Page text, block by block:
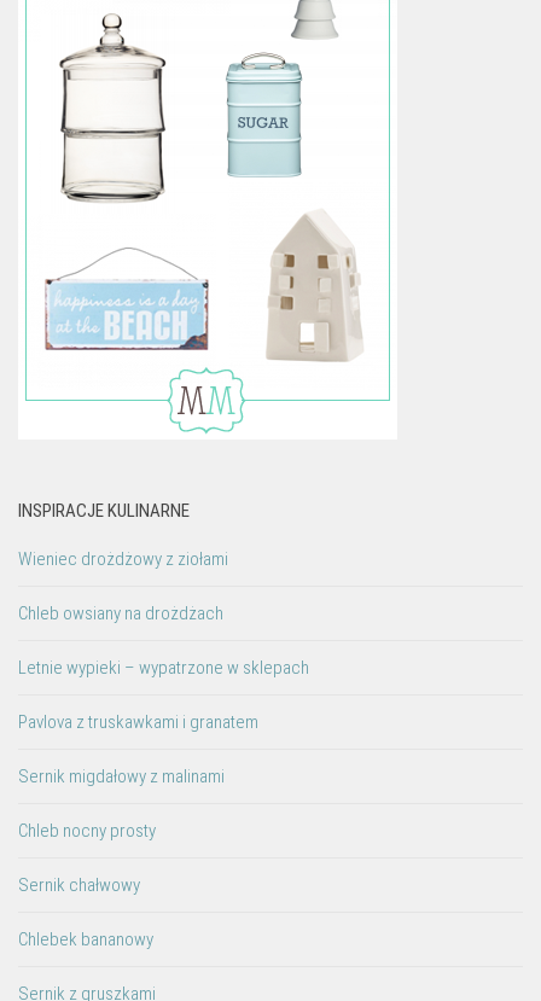
INSPIRACJE KULINARNE
Wieniec drożdżowy z ziołami
Chleb owsiany na drożdżach
Letnie wypieki – wypatrzone w sklepach
Pavlova z truskawkami i granatem
Sernik migdałowy z malinami
Chleb nocny prosty
Sernik chałwowy
Chlebek bananowy
Sernik z gruszkami